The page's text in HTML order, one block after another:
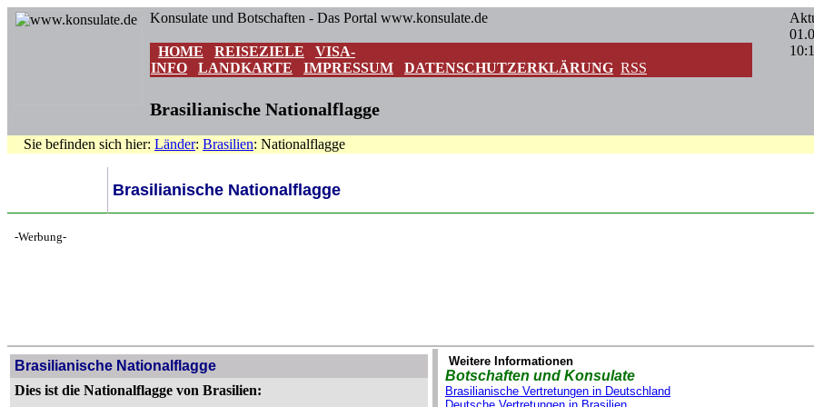
Konsulate und Botschaften - Das Portal www.konsulate.de
HOME REISEZIELE
VISA-
INFO
LANDKARTE IMPRESSUM DATENSCHUTZERKLÄRUNG RSS
Brasilianische Nationalflagge
Sie befinden sich hier: Länder: Brasilien: Nationalflagge
Brasilianische Nationalflagge
-Werbung-
Brasilianische Nationalflagge
Dies ist die Nationalflagge von Brasilien:
Weitere Informationen
Botschaften und Konsulate
Brasilianische Vertretungen in Deutschland